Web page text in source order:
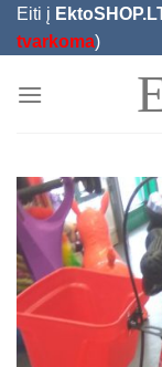
Skip
Eiti į
tvarkoma)